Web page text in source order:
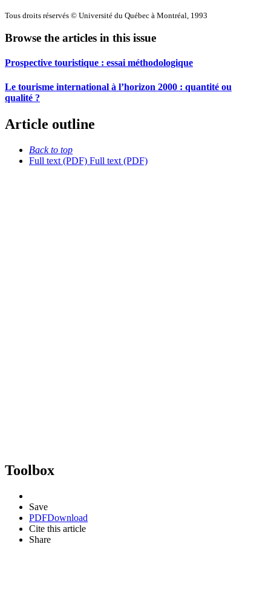
Tous droits réservés © Université du Québec à Montréal, 1993
Browse the articles in this issue
Prospective touristique : essai méthodologique
Le tourisme international à l’horizon 2000 : quantité ou
qualité ?
Article outline
Back to top
Full text (PDF) Full text (PDF)
Toolbox
Save
PDFDownload
Cite this article
Share